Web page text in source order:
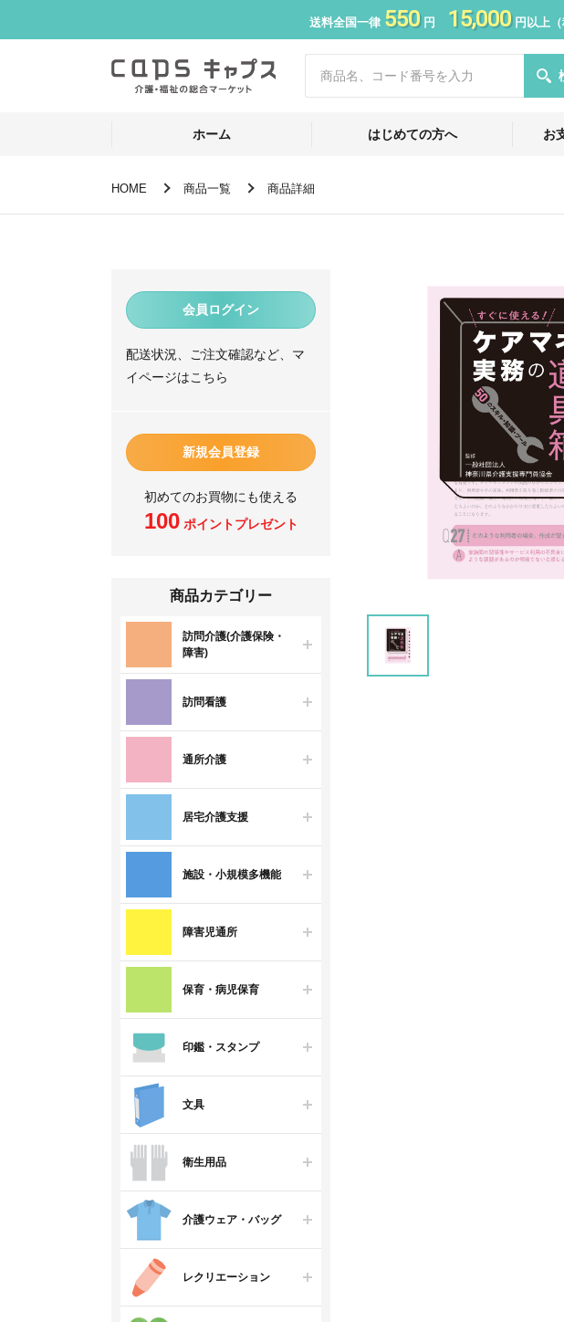
送料全国一律 550円 15,000円以上（
ホーム はじめての方へ お
HOME 商品一覧 商品詳細
会員ログイン
配送状況、ご注文確認など、マ
イページはこちら
新規会員登録
初めてのお買物にも使える
100ポイントプレゼント
商品カテゴリー
訪問介護(介護保険・
障害)
訪問看護
通所介護
居宅介護支援
施設・小規模多機能
障害児通所
保育・病児保育
印鑑・スタンプ
文具
衛生用品
介護ウェア・バッグ
レクリエーション